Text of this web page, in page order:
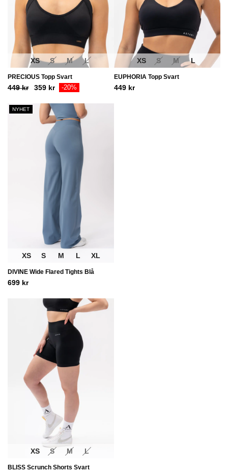
XS S M L
PRECIOUS Topp Svart
449kr
Ursprungligt
var:
449
359 krAktuellt
359
-20%
XS S M L
EUPHORIA Topp Svart
449 kr
NYHET
XS S M L XL
DIVINE Wide Flared Tights Blå
699 kr
XS S M L
BLISS Scrunch Shorts Svart